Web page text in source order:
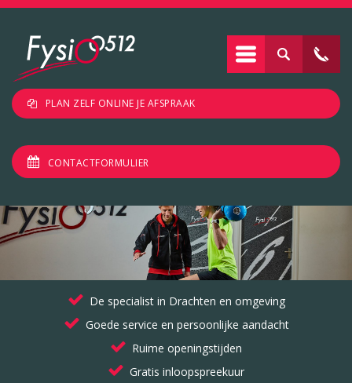
PLAN ZELF ONLINE JE AFSPRAAK
CONTACTFORMULIER
De specialist in Drachten en omgeving
Goede service en persoonlijke aandacht
Ruime openingstijden
Gratis inloopspreekuur